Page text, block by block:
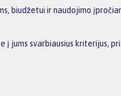
biudžetui ir naudojimo
jums svarbiausius kriterijus,